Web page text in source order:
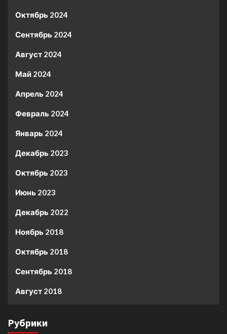
Октябрь 2024
Сентябрь 2024
Август 2024
Май 2024
Апрель 2024
Февраль 2024
Январь 2024
Декабрь 2023
Октябрь 2023
Июнь 2023
Декабрь 2022
Ноябрь 2018
Октябрь 2018
Сентябрь 2018
Август 2018
Рубрики